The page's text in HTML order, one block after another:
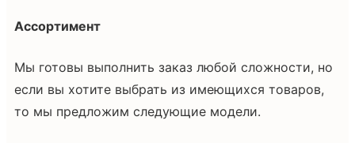
Ассортимент
Мы готовы выполнить заказ любой сложности, но
если вы хотите выбрать из имеющихся товаров,
то мы предложим следующие модели.